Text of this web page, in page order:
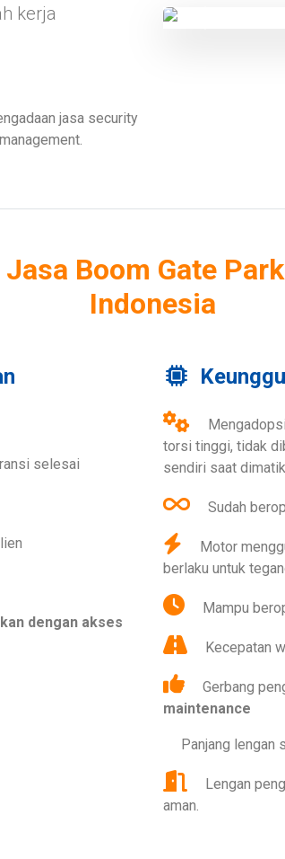
kerja
jasa security
Boom Gate
Indonesia
selesai
dengan akses
Mengadopsi
torsi tinggi, tidak
sendiri saat
Sudah
Motor
berlaku untuk
Mampu
Kecepatan
Gerbang
maintenance
Panjang lengan
Lengan
aman.